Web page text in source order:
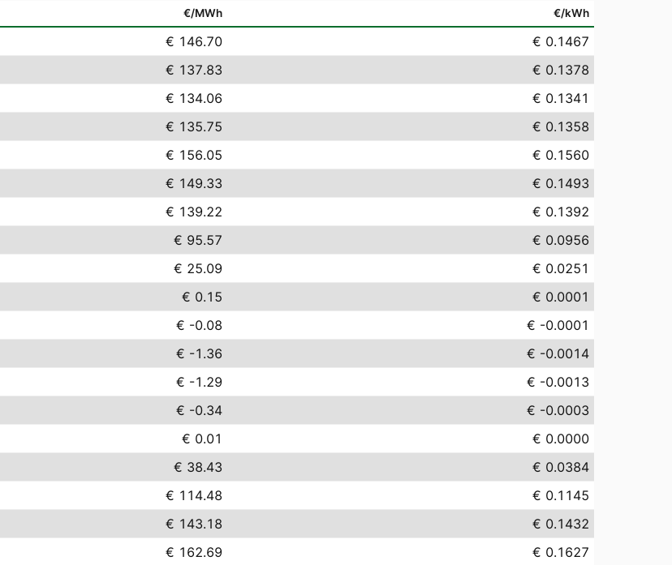
€/MWh €/kWh
€ 146.70
€ 0.1467
€ 137.83
€ 0.1378
€ 134.06
€ 0.1341
€ 135.75
€ 0.1358
€ 156.05
€ 0.1560
€ 149.33
€ 0.1493
€ 139.22
€ 0.1392
€ 95.57
€ 0.0956
€ 25.09
€ 0.0251
€ 0.15
€ 0.0001
€ -0.08
€ -0.0001
€ -1.36
€ -0.0014
€ -1.29
€ -0.0013
€ -0.34
€ -0.0003
€ 0.01
€ 0.0000
€ 38.43
€ 0.0384
€ 114.48
€ 0.1145
€ 143.18
€ 0.1432
€ 162.69
€ 0.1627